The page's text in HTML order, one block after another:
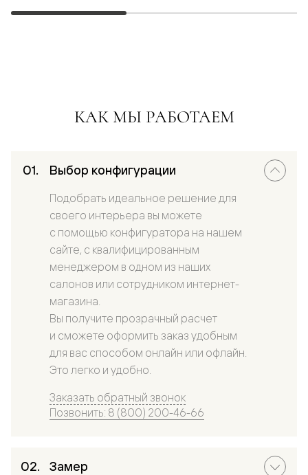
КАК МЫ РАБОТАЕМ
Выбор конфигурации
Подобрать идеальное решение для
своего интерьера вы можете
с помощью конфигуратора на нашем
сайте, с квалифицированным
менеджером в одном из наших
салонов или сотрудником интернет-
магазина.
Вы получите прозрачный расчет
и сможете оформить заказ удобным
для вас способом онлайн или офлайн.
Это легко и удобно.
Заказать обратный звонок
Позвонить: 8 (800) 200-46-66
Замер